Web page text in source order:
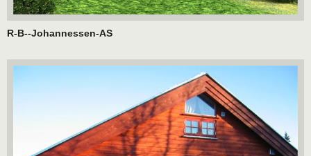
R-B--Johannessen-AS